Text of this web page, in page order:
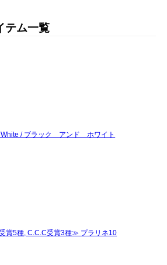
テム一覧
/ ブラック アンド ホワイト
賞5種, C.C.C受賞3種≫ プラリネ10